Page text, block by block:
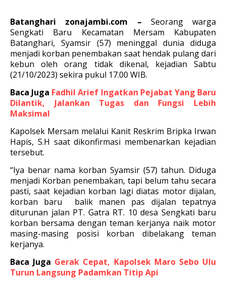
Batanghari zonajambi.com – Seorang warga
Sengkati Baru Kecamatan Mersam Kabupaten
Batanghari, Syamsir (57) meninggal dunia diduga
menjadi korban penembakan saat hendak pulang dari
kebun oleh orang tidak dikenal, kejadian Sabtu
(21/10/2023) sekira pukul 17.00 WIB.
Baca Juga Fadhil Arief Ingatkan Pejabat Yang Baru
Dilantik, Jalankan Tugas dan Fungsi Lebih
Maksimal
Kapolsek Mersam melalui Kanit Reskrim Bripka Irwan
Hapis, S.H saat dikonfirmasi membenarkan kejadian
tersebut.
“Iya benar nama korban Syamsir (57) tahun. Diduga
menjadi Korban penembakan, tapi belum tahu secara
pasti, saat kejadian korban lagi diatas motor dijalan,
korban baru balik manen pas dijalan tepatnya
diturunan jalan PT. Gatra RT. 10 desa Sengkati baru
korban bersama dengan teman kerjanya naik motor
masing-masing posisi korban dibelakang teman
kerjanya.
Baca Juga Gerak Cepat, Kapolsek Maro Sebo Ulu
Turun Langsung Padamkan Titip Api